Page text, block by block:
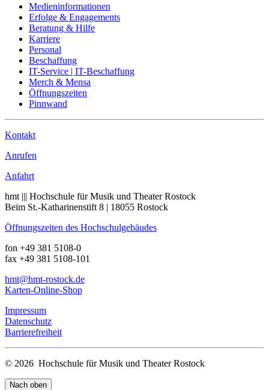
Medieninformationen
Erfolge & Engagements
Beratung & Hilfe
Karriere
Personal
Beschaffung
IT-Service | IT-Beschaffung
Merch & Mensa
Öffnungszeiten
Pinnwand
Kontakt
Anrufen
Anfahrt
hmt ||| Hochschule für Musik und Theater Rostock
Beim St.-Katharinenstift 8 | 18055 Rostock
Öffnungszeiten des Hochschulgebäudes
fon +49 381 5108-0
fax +49 381 5108-101
hmt@hmt-rostock.de
Karten-Online-Shop
Impressum
Datenschutz
Barrierefreiheit
© 2026 Hochschule für Musik und Theater Rostock
Nach oben